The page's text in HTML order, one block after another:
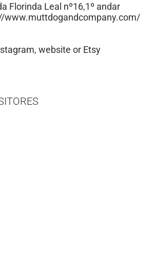
Florinda Leal nº16,1º andar
www.muttdogandcompany.com/
website or Etsy